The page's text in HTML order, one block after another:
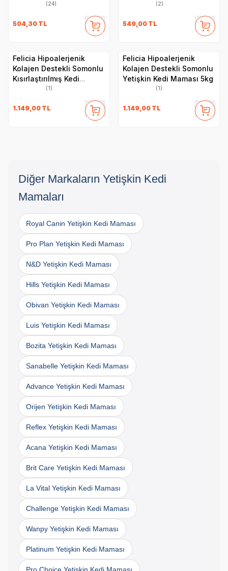
(24)
504,30 TL
(2)
549,00 TL
Felicia Hipoalerjenik
Kolajen Destekli Somonlu
Kısırlaştırılmış Kedi
Maması 5kg
(1)
1.149,00 TL
Felicia Hipoalerjenik
Kolajen Destekli Somonlu
Yetişkin Kedi Maması 5kg
(1)
1.149,00 TL
Diğer Markaların Yetişkin Kedi
Mamaları
Royal Canin Yetişkin Kedi Maması
Pro Plan Yetişkin Kedi Maması
N&D Yetişkin Kedi Maması
Hills Yetişkin Kedi Maması
Obivan Yetişkin Kedi Maması
Luis Yetişkin Kedi Maması
Bozita Yetişkin Kedi Maması
Sanabelle Yetişkin Kedi Maması
Advance Yetişkin Kedi Maması
Orijen Yetişkin Kedi Maması
Reflex Yetişkin Kedi Maması
Acana Yetişkin Kedi Maması
Brit Care Yetişkin Kedi Maması
La Vital Yetişkin Kedi Maması
Challenge Yetişkin Kedi Maması
Wanpy Yetişkin Kedi Maması
Platinum Yetişkin Kedi Maması